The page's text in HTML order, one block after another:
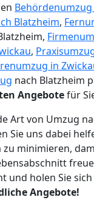
Behördenumzug
Blatzheim,
,
in
nach Blatzheim
Angebotefür
Art von Umzug
Sie uns dabei
zu minimieren,
und holen Sie sich
Angebote!